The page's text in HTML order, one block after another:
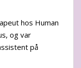
hos Human
og var
på